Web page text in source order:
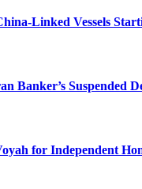
Linked Vessels
Banker’s Suspended
for Independent